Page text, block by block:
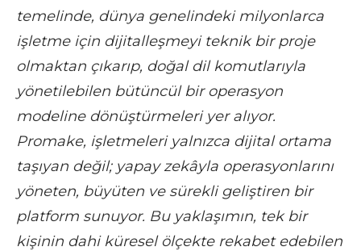
temelinde, dünya genelindeki milyonlarca
işletme için dijitalleşmeyi teknik bir proje
olmaktan çıkarıp, doğal dil komutlarıyla
yönetilebilen bütüncül bir operasyon
modeline dönüştürmeleri yer alıyor.
Promake, işletmeleri yalnızca dijital ortama
taşıyan değil; yapay zekâyla operasyonlarını
yöneten, büyüten ve sürekli geliştiren bir
platform sunuyor. Bu yaklaşımın, tek bir
kişinin dahi küresel ölçekte rekabet edebilen